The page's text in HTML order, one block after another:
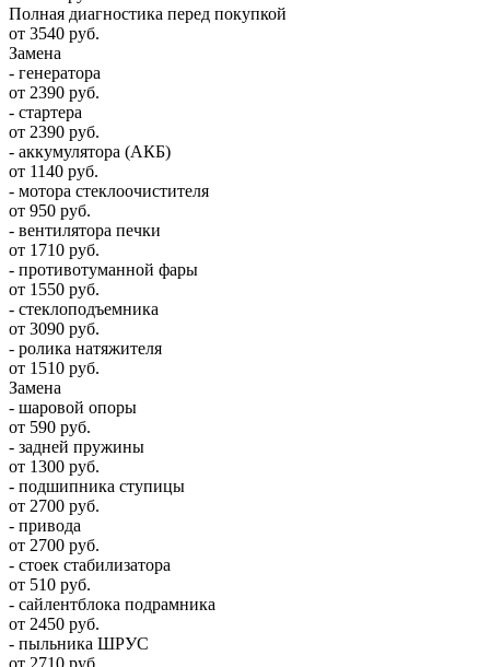
Полная диагностика перед покупкой
от 3540 руб.
Замена
- генератора
от 2390 руб.
- стартера
от 2390 руб.
- аккумулятора (АКБ)
от 1140 руб.
- мотора стеклоочистителя
от 950 руб.
- вентилятора печки
от 1710 руб.
- противотуманной фары
от 1550 руб.
- стеклоподъемника
от 3090 руб.
- ролика натяжителя
от 1510 руб.
Замена
- шаровой опоры
от 590 руб.
- задней пружины
от 1300 руб.
- подшипника ступицы
от 2700 руб.
- привода
от 2700 руб.
- стоек стабилизатора
от 510 руб.
- сайлентблока подрамника
от 2450 руб.
- пыльника ШРУС